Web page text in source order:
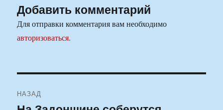
Добавить комментарий
Для отправки комментария вам необходимо
авторизоваться.
по
НАЗАД